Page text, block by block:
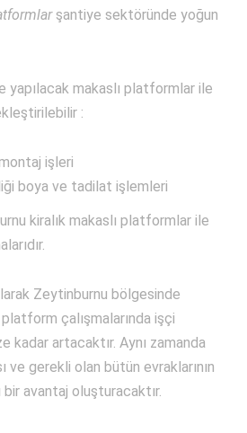
şantiye sektöründe yoğun
yapılacak makaslı platformlar ile
:
işleri
boya ve tadilat işlemleri
kiralık makaslı platformlar ile
Zeytinburnu bölgesinde
platform çalışmalarında işçi
kadar artacaktır. Aynı zamanda
ve gerekli olan bütün evraklarının
bir avantaj oluşturacaktır.